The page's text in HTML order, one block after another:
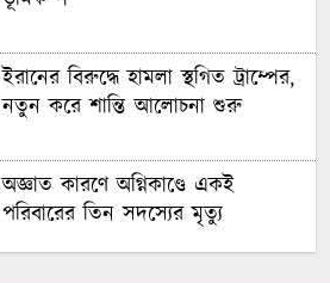
ইরানের বিরুদ্ধে হামলা স্থগিত ট্রাম্পের,
নতুন করে শান্তি আলোচনা শুরু
অজ্ঞাত কারণে অগ্নিকাণ্ডে একই
পরিবারের তিন সদস্যের মৃত্যু